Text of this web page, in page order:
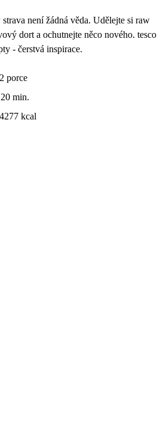
strava není žádná věda. Udělejte si raw
dort a ochutnejte něco nového. tesco
- čerstvá inspirace.
2 porce
20 min.
4277 kcal